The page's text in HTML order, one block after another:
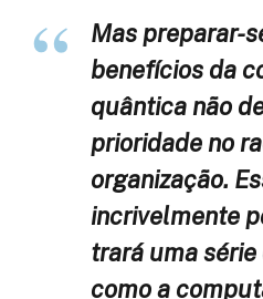
Mas preparar-
benefícios da
quântica não
prioridade no
organização.
incrivelmente
trará uma série
como a